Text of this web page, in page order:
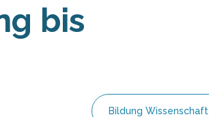
bis
Bildung Wissenschaft